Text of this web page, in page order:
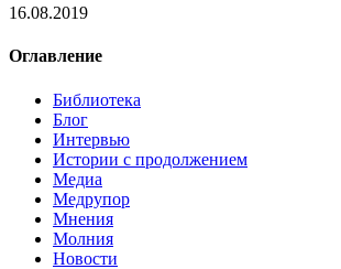
16.08.2019
Оглавление
Библиотека
Блог
Интервью
Истории с продолжением
Медиа
Медрупор
Мнения
Молния
Новости